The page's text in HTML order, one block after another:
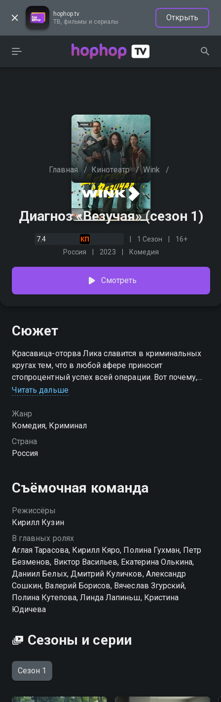
hophop.tv
ТВ, фильмы и сериалы
Открыть
Главная / Кинотеатр / Wink /
Диагноз «Везучая» (сезон 1)
7.4 1 Сезон
16+
Россия
2023 Комедия
Смотреть
Сюжет
Красавица-оторва Лика славится в криминальных
кругах тем, что в любой афере приносит
стопроцентный успех всей операции. Вот почему,
когда кому-то нужно состряпать грязное дельце,
смысле притянет удачу. Но когда один из
криминальных авторитетов решает сделать Лику
своим личным талисманом, она вынуждена
пуститься в авантюру вместе с бухгалтером-
Посмотреть онлайн 1 сезон сериала Диагноз
«Везучая» вы можете совершенно бесплатно в
хорошем HD качестве на hophop.tv
Читать дальше
Жанр
Комедия, Криминал
Страна
Россия
Съёмочная команда
Режиссёры
Кирилл Кузин
В главных ролях
Аглая Тарасова, Кирилл Кяро, Полина Гухман, Петр
Безменов, Виктор Васильев, Екатерина Олькина,
Даниил Белых, Дмитрий Куличков, Александр
Сошкин, Валерий Борисов, Вячеслав Згурский,
Полина Кутепова, Линда Лапиньш, Кристина
Юдичева
Сезоны и серии
Сезон 1